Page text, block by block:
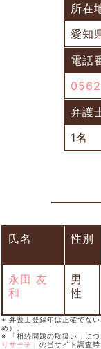
所在
愛知
電話
弁護
1名
氏名 性別
永田 友
和
男
性
※ 弁護士登録年は正確でな
め）。
※ 「相続問題の取扱い」につ
りサーチ」 の当サイト調査